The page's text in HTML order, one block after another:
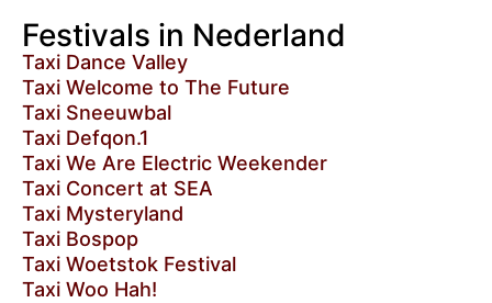
Festivals in Nederland
Taxi Dance Valley
Taxi Welcome to The Future
Taxi Sneeuwbal
Taxi Defqon.1
Taxi We Are Electric Weekender
Taxi Concert at SEA
Taxi Mysteryland
Taxi Bospop
Taxi Woetstok Festival
Taxi Woo Hah!